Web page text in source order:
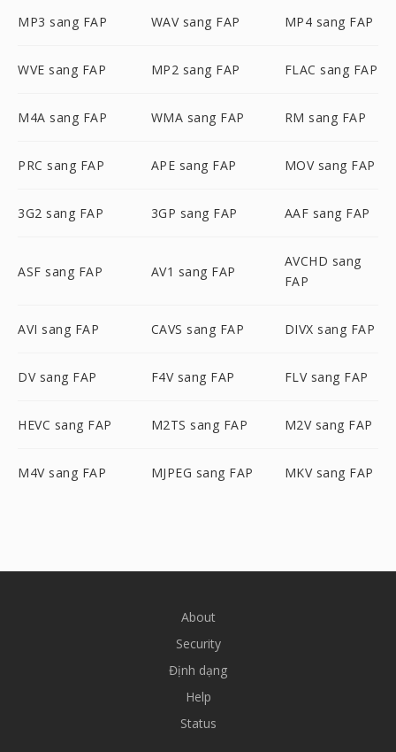
MP3 sang FAP WAV sang FAP MP4 sang FAP
WVE sang FAP MP2 sang FAP FLAC sang FAP
M4A sang FAP WMA sang FAP RM sang FAP
PRC sang FAP APE sang FAP MOV sang FAP
3G2 sang FAP 3GP sang FAP AAF sang FAP
ASF sang FAP AV1 sang FAP
AVCHD sang
FAP
AVI sang FAP CAVS sang FAP DIVX sang FAP
DV sang FAP F4V sang FAP FLV sang FAP
HEVC sang FAP M2TS sang FAP M2V sang FAP
M4V sang FAP MJPEG sang FAP MKV sang FAP
About
Security
Định dạng
Help
Status